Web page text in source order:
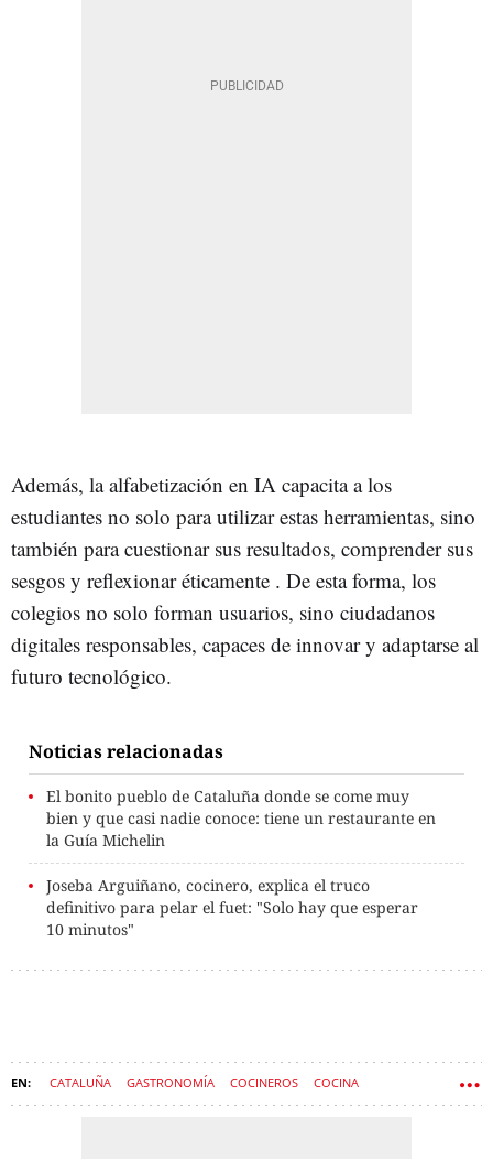
Además, la alfabetización en IA capacita a los
estudiantes no solo para utilizar estas herramientas, sino
también para cuestionar sus resultados, comprender sus
sesgos y reflexionar éticamente . De esta forma, los
colegios no solo forman usuarios, sino ciudadanos
digitales responsables, capaces de innovar y adaptarse al
futuro tecnológico.
Noticias relacionadas
El bonito pueblo de Cataluña donde se come muy
bien y que casi nadie conoce: tiene un restaurante en
la Guía Michelin
Joseba Arguiñano, cocinero, explica el truco
definitivo para pelar el fuet: "Solo hay que esperar
10 minutos"
CATALUÑA GASTRONOMÍA COCINEROS COCINA